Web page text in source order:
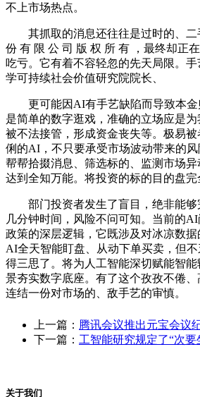
不上市场热点。
其抓取的消息还往往是过时的、二
份 有 限 公 司 版 权 所 有 ，最终却正
吃亏。它有着不容轻忽的先天局限。
学可持续社会价值研究院院长、
更可能因AI有手艺缺陷而导致本金
是简单的数字逛戏，准确的立场应是
被不法接管，形成资金丧失等。极易
俐的AI，不只要承受市场波动带来的
帮帮拾掇消息、筛选标的、监测市场
达到全知万能。将投资的标的目的盘完
部门投资者发生了盲目，绝非能够
几分钟时间，风险不问可知。当前的
政策的深层逻辑，它既涉及对冰凉数
AI全天智能盯盘、从动下单买卖，但
得三思了。将为人工智能深切赋能智
景夯实数字底座。有了这个孜孜不倦、
连结一份对市场的、敌手艺的审慎。
上一篇： 腾讯会议推出元宝会议
下一篇： 工智能研究规定了“次要
关于我们